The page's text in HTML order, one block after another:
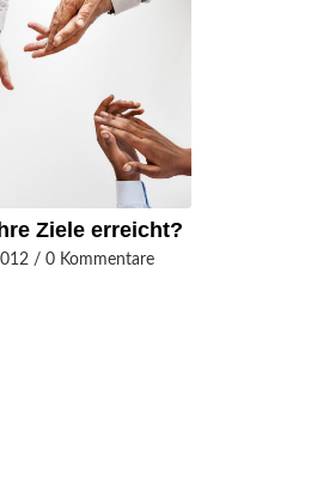
Ziele erreicht?
/ 0 Kommentare